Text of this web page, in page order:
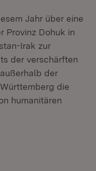
Jahr über eine
Provinz Dohuk in
Irak zur
der verschärften
der
die
humanitären